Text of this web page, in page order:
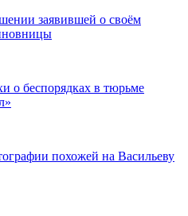
заявившей о своём
о беспорядках в тюрьме
похожей на Васильеву